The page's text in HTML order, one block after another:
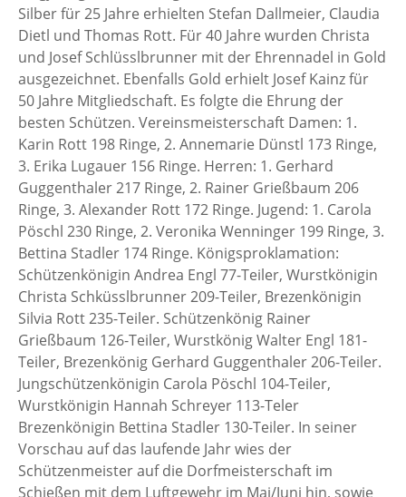
Silber für 25 Jahre erhielten Stefan Dallmeier, Claudia
Dietl und Thomas Rott. Für 40 Jahre wurden Christa
und Josef Schlüsslbrunner mit der Ehrennadel in Gold
ausgezeichnet. Ebenfalls Gold erhielt Josef Kainz für
50 Jahre Mitgliedschaft. Es folgte die Ehrung der
besten Schützen. Vereinsmeisterschaft Damen: 1.
Karin Rott 198 Ringe, 2. Annemarie Dünstl 173 Ringe,
3. Erika Lugauer 156 Ringe. Herren: 1. Gerhard
Guggenthaler 217 Ringe, 2. Rainer Grießbaum 206
Ringe, 3. Alexander Rott 172 Ringe. Jugend: 1. Carola
Pöschl 230 Ringe, 2. Veronika Wenninger 199 Ringe, 3.
Bettina Stadler 174 Ringe. Königsproklamation:
Schützenkönigin Andrea Engl 77-Teiler, Wurstkönigin
Christa Schküsslbrunner 209-Teiler, Brezenkönigin
Silvia Rott 235-Teiler. Schützenkönig Rainer
Grießbaum 126-Teiler, Wurstkönig Walter Engl 181-
Teiler, Brezenkönig Gerhard Guggenthaler 206-Teiler.
Jungschützenkönigin Carola Pöschl 104-Teiler,
Wurstkönigin Hannah Schreyer 113-Teler
Brezenkönigin Bettina Stadler 130-Teiler. In seiner
Vorschau auf das laufende Jahr wies der
Schützenmeister auf die Dorfmeisterschaft im
Schießen mit dem Luftgewehr im Mai/Juni hin, sowie